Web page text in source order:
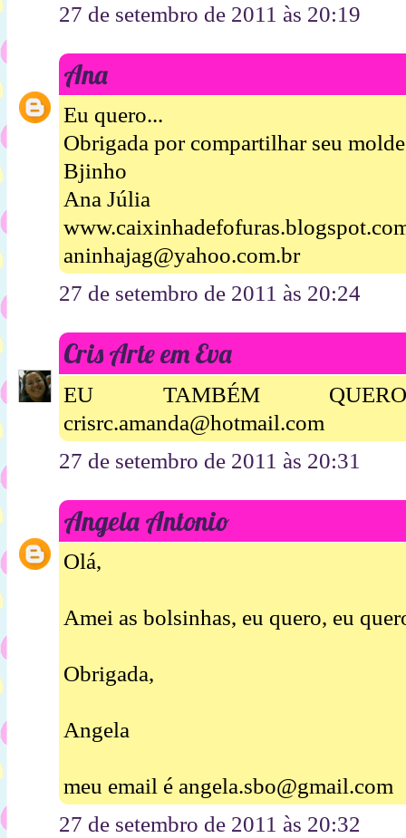
27 de setembro de 2011 às 20:19
Ana
Eu quero...
Obrigada por compartilhar seu
Bjinho
Ana Júlia
aninhajag@yahoo.com.br
27 de setembro de 2011 às 20:24
Cris Arte em Eva
EU TAMBÉM QUERO
crisrc.amanda@hotmail.com
27 de setembro de 2011 às 20:31
Angela Antonio
Olá,
Amei as bolsinhas, eu quero, eu
Obrigada,
Angela
meu email é angela.sbo@gmail.com
27 de setembro de 2011 às 20:32